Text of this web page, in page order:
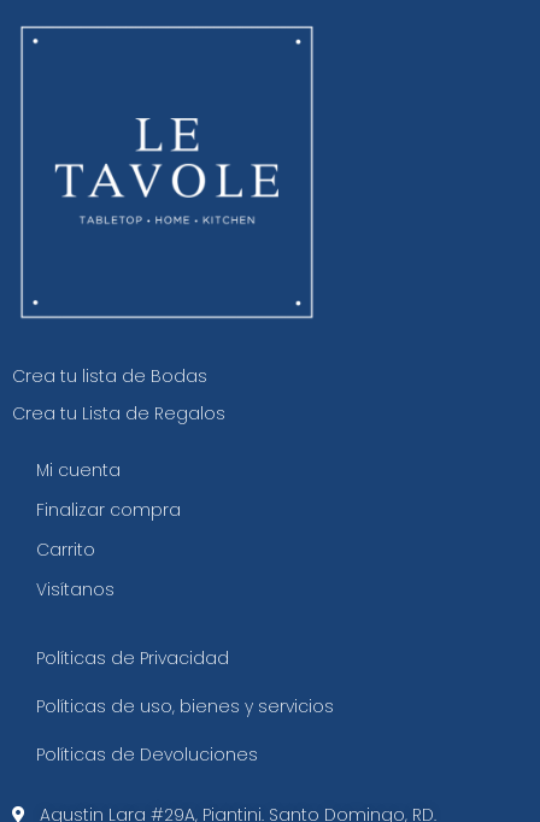
Crea tu lista de Bodas
Crea tu Lista de Regalos
Mi cuenta
Finalizar compra
Carrito
Visítanos
Políticas de Privacidad
Políticas de uso, bienes y servicios
Políticas de Devoluciones
Agustin Lara #29A, Piantini. Santo Domingo, RD.​